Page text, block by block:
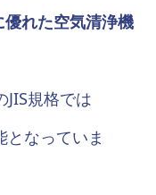
れた空気清浄機
規格では
となっていま